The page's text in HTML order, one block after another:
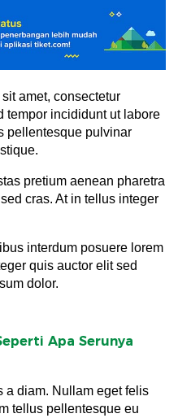
amet, consectetur
tempor incididunt ut labore
pellentesque pulvinar
pretium aenean pharetra
cras. At in tellus integer
interdum posuere lorem
quis auctor elit sed
dolor.
Apa Serunya
a diam. Nullam eget felis
tellus pellentesque eu